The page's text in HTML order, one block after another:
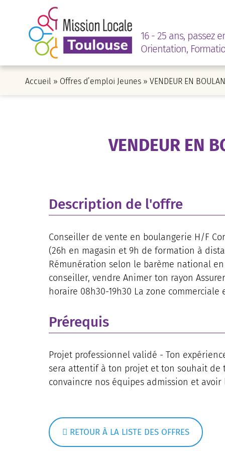
16 - 25 ans, passez
Orientation,
Accueil » Offres d’emploi Jeunes » VENDEUR EN
VENDEUR EN
Description de l'offre
Conseiller de vente en boulangerie H/F
(26h en magasin et 9h de formation à
Rémunération selon le barème national
conseiller, vendre Animer ton rayon
horaire 08h30-19h30 La zone
Prérequis
Projet professionnel validé - Ton
sera attentif à ton projet et ton souhait de
convaincre nos équipes admission et
RETOUR À LA LISTE DES OFFRES